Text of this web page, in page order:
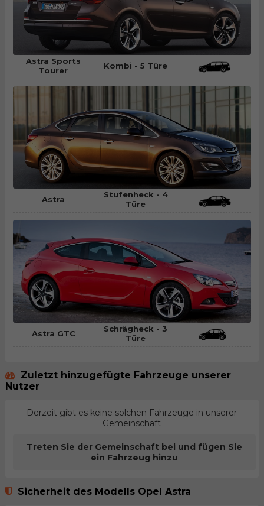
Astra Sports
Tourer
Kombi - 5 Türe
Astra
Stufenheck - 4
Türe
Astra GTC
Schrägheck - 3
Türe
Zuletzt hinzugefügte Fahrzeuge unserer
Nutzer
Derzeit gibt es keine solchen Fahrzeuge in unserer
Gemeinschaft
Treten Sie der Gemeinschaft bei und fügen Sie
ein Fahrzeug hinzu
Sicherheit des Modells Opel Astra